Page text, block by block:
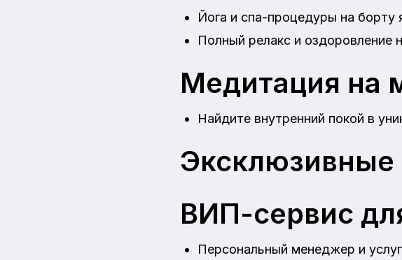
Йога и спа-процедуры на борту
Полный релакс и оздоровление
Медитация на
Найдите внутренний покой в
ВИП-сервис
Персональный менеджер и